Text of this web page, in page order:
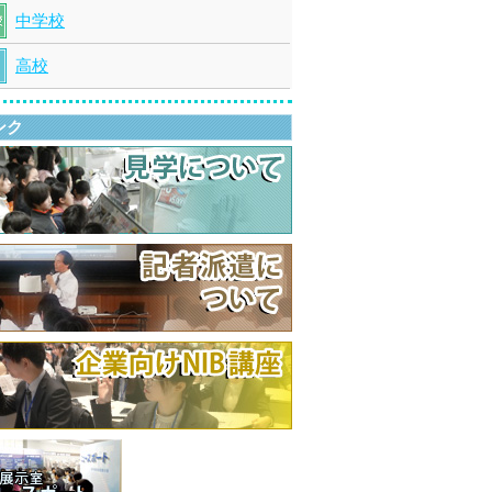
中学校
高校
ク